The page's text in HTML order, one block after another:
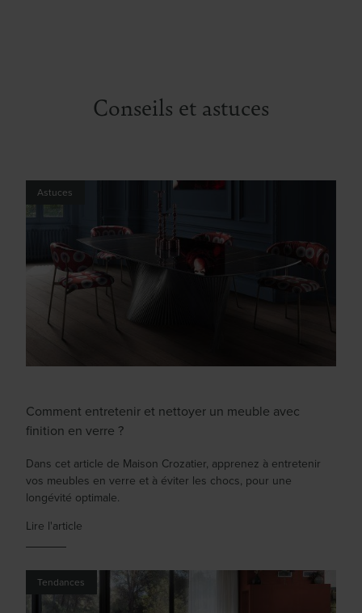
Conseils et astuces
Astuces
Comment entretenir et nettoyer un meuble avec
finition en verre ?
Dans cet article de Maison Crozatier, apprenez à entretenir
vos meubles en verre et à éviter les chocs, pour une
longévité optimale.
Lire l'article
Tendances